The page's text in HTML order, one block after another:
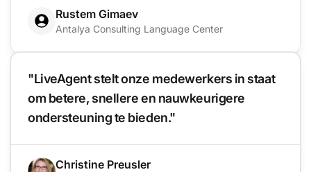
Rustem Gimaev
Antalya Consulting Language Center
"LiveAgent stelt onze medewerkers in staat
om betere, snellere en nauwkeurigere
ondersteuning te bieden."
Christine Preusler